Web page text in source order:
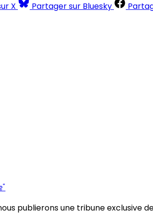
X Partager sur Bluesky
publierons une tribune exclusive